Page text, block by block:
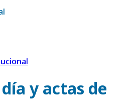
y actas de